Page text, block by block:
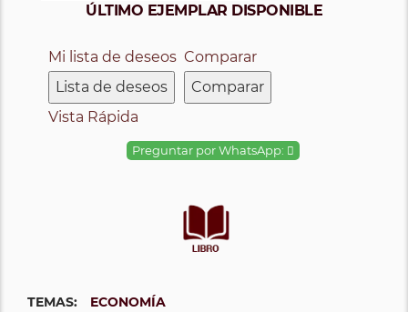
ÚLTIMO EJEMPLAR DISPONIBLE
Mi lista de deseos
Lista de deseos
Comparar
Comparar
Vista Rápida
Preguntar por WhatsApp:
TEMAS: ECONOMÍA